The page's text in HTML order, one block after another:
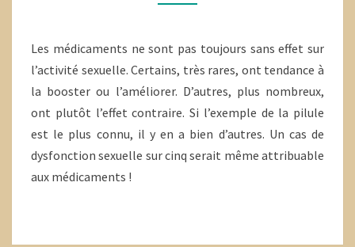
Les médicaments ne sont pas toujours sans effet sur
l’activité sexuelle. Certains, très rares, ont tendance à
la booster ou l’améliorer. D’autres, plus nombreux,
ont plutôt l’effet contraire. Si l’exemple de la pilule
est le plus connu, il y en a bien d’autres. Un cas de
dysfonction sexuelle sur cinq serait même attribuable
aux médicaments !